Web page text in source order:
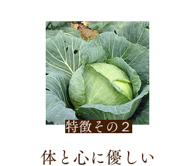
特徴その２
体と心に優しい